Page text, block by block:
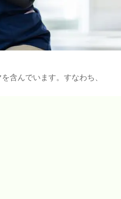
含んでいます。すなわち、